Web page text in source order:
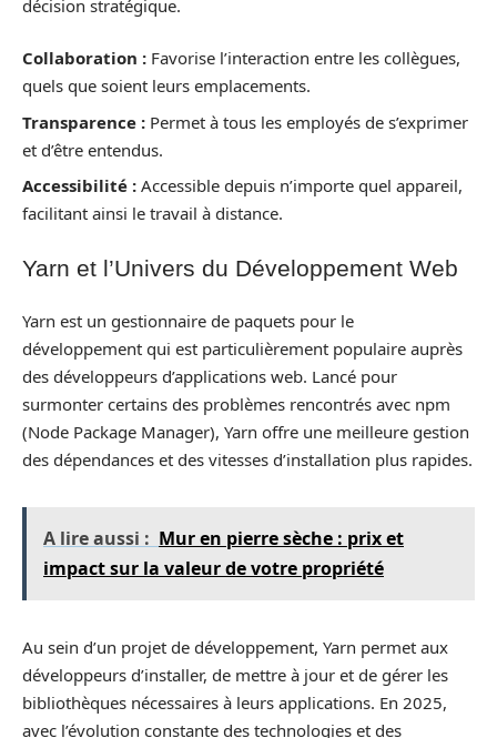
décision stratégique.
Collaboration : Favorise l’interaction entre les collègues,
quels que soient leurs emplacements.
Transparence : Permet à tous les employés de s’exprimer
et d’être entendus.
Accessibilité : Accessible depuis n’importe quel appareil,
facilitant ainsi le travail à distance.
Yarn et l’Univers du Développement Web
Yarn est un gestionnaire de paquets pour le
développement qui est particulièrement populaire auprès
des développeurs d’applications web. Lancé pour
surmonter certains des problèmes rencontrés avec npm
(Node Package Manager), Yarn offre une meilleure gestion
des dépendances et des vitesses d’installation plus rapides.
A lire aussi : Mur en pierre sèche : prix et
impact sur la valeur de votre propriété
Au sein d’un projet de développement, Yarn permet aux
développeurs d’installer, de mettre à jour et de gérer les
bibliothèques nécessaires à leurs applications. En 2025,
avec l’évolution constante des technologies et des